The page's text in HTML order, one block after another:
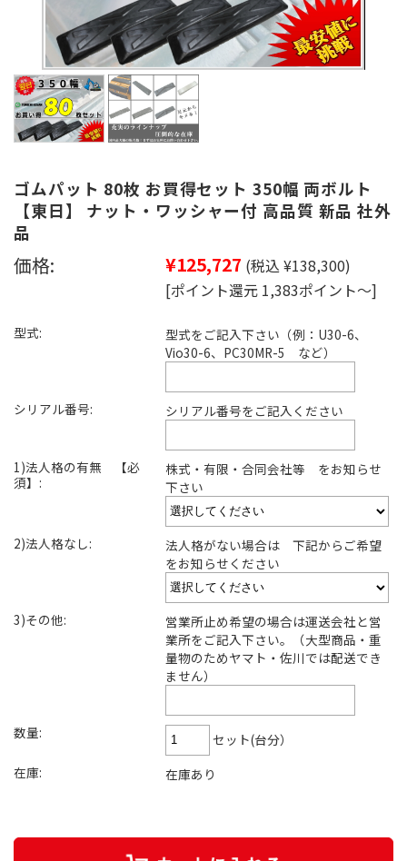
ゴムパット 80枚 お買得セット 350幅 両ボルト
【東日】 ナット・ワッシャー付 高品質 新品 社外
品
価格: ¥125,727 (税込 ¥138,300)
[ポイント還元 1,383ポイント～]
型式:
型式をご記入下さい（例：U30-6、
Vio30-6、PC30MR-5 など）
シリアル番号: シリアル番号をご記入ください
1)法人格の有無 【必
須】:
株式・有限・合同会社等 をお知らせ
下さい
2)法人格なし:
法人格がない場合は 下記からご希望
をお知らせください
3)その他:
営業所止め希望の場合は運送会社と営
業所をご記入下さい。（大型商品・重
量物のためヤマト・佐川では配送でき
ません）
数量:
セット(台分）
在庫:
在庫あり